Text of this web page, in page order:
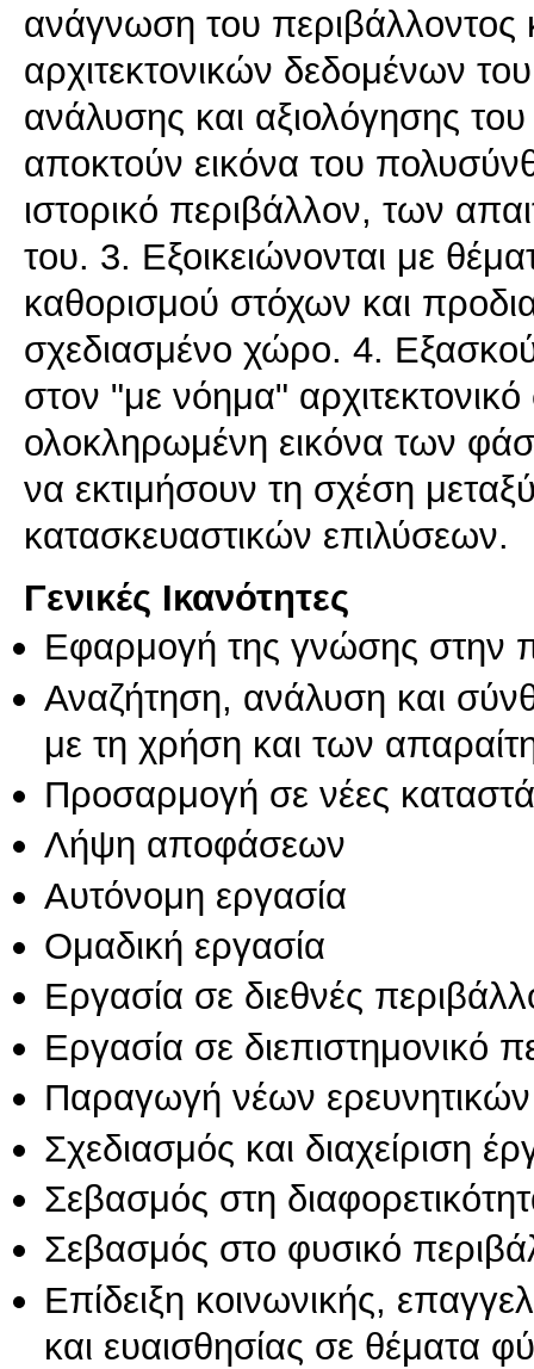
ανάγνωση του περιβάλλοντος
αρχιτεκτονικών δεδομένων
ανάλυσης και αξιολόγησης
αποκτούν εικόνα του
ιστορικό περιβάλλον, των
του. 3. Eξοικειώνονται με
καθορισμού στόχων και
σχεδιασμένο χώρο. 4.
στον "με νόημα"
ολοκληρωμένη εικόνα των
να εκτιμήσουν τη σχέση
κατασκευαστικών επιλύσεων.
Γενικές Ικανότητες
Εφαρμογή της γνώσης στην
Αναζήτηση, ανάλυση και
με τη χρήση και των
Προσαρμογή σε νέες
Λήψη αποφάσεων
Αυτόνομη εργασία
Ομαδική εργασία
Εργασία σε διεθνές
Εργασία σε διεπιστημονικό
Παραγωγή νέων
Σχεδιασμός και διαχείριση
Σεβασμός στη
Σεβασμός στο φυσικό
Επίδειξη κοινωνικής,
και ευαισθησίας σε θέματα